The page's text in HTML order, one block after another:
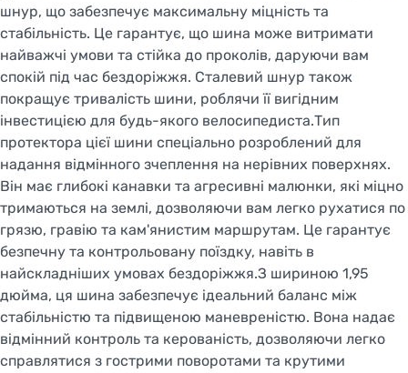
шнур, що забезпечує максимальну міцність та
стабільність. Це гарантує, що шина може витримати
найважчі умови та стійка до проколів, даруючи вам
спокій під час бездоріжжя. Сталевий шнур також
покращує тривалість шини, роблячи її вигідним
інвестицією для будь-якого велосипедиста.Тип
протектора цієї шини спеціально розроблений для
надання відмінного зчеплення на нерівних поверхнях.
Він має глибокі канавки та агресивні малюнки, які міцно
тримаються на землі, дозволяючи вам легко рухатися по
грязю, гравію та кам'янистим маршрутам. Це гарантує
безпечну та контрольовану поїздку, навіть в
найскладніших умовах бездоріжжя.З шириною 1,95
дюйма, ця шина забезпечує ідеальний баланс між
стабільністю та підвищеною маневреністю. Вона надає
відмінний контроль та керованість, дозволяючи легко
справлятися з гострими поворотами та крутими